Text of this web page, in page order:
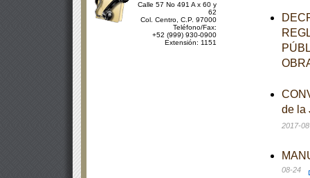
Calle 57 No 491 A x 60 y
62
Col. Centro, C.P. 97000
Teléfono/Fax:
+52 (999) 930-0900
Extensión: 1151
de la
2017-
08-24